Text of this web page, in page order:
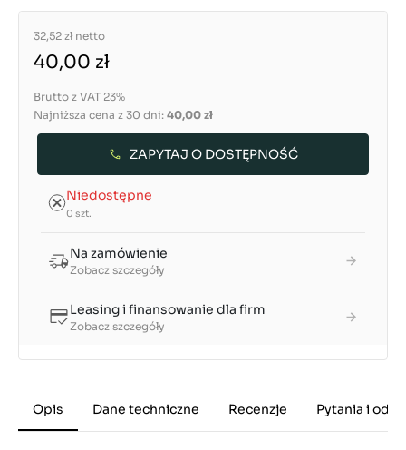
32,52 zł netto
40,00 zł
Brutto z VAT 23%
Najniższa cena z 30 dni: 40,00 zł
ZAPYTAJ O DOSTĘPNOŚĆ
Niedostępne
0 szt.
Na zamówienie
Zobacz szczegóły
Leasing i finansowanie dla firm
Zobacz szczegóły
Opis Dane techniczne Recenzje Pytania i